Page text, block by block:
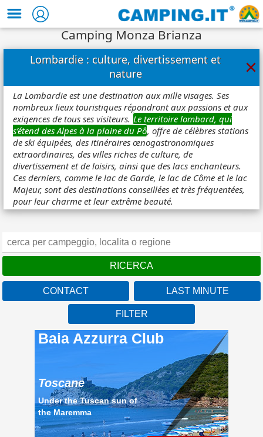
Camping Monza Brianza
Lombardie : culture, divertissement et
nature
×
La Lombardie est une destination aux mille visages. Ses
nombreux lieux touristiques répondront aux passions et aux
exigences de tous ses visiteurs. Le territoire lombard, qui
s’étend des Alpes à la plaine du Pô, offre de célèbres stations
de ski équipées, des itinéraires œnogastronomiques
extraordinaires, des villes riches de culture, de
divertissement et de loisirs, ainsi que des lacs enchanteurs.
Ces derniers, comme le lac de Garde, le lac de Côme et le lac
Majeur, sont des destinations conseillées et très fréquentées,
pour leur charme et leur extrême beauté.
CONTACT LAST MINUTE
FILTER
Baia Azzurra Club
Toscane
Under the Tuscan sun of
the Maremma